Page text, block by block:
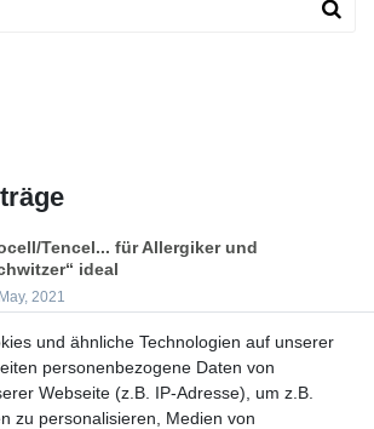
Tencel... für Allergiker und
ideal
2021
Weihnachten
2020
und ähnliche Technologien auf unserer
personenbezogene Daten von
Webseite (z.B. IP-Adresse), um z.B.
zu personalisieren, Medien von